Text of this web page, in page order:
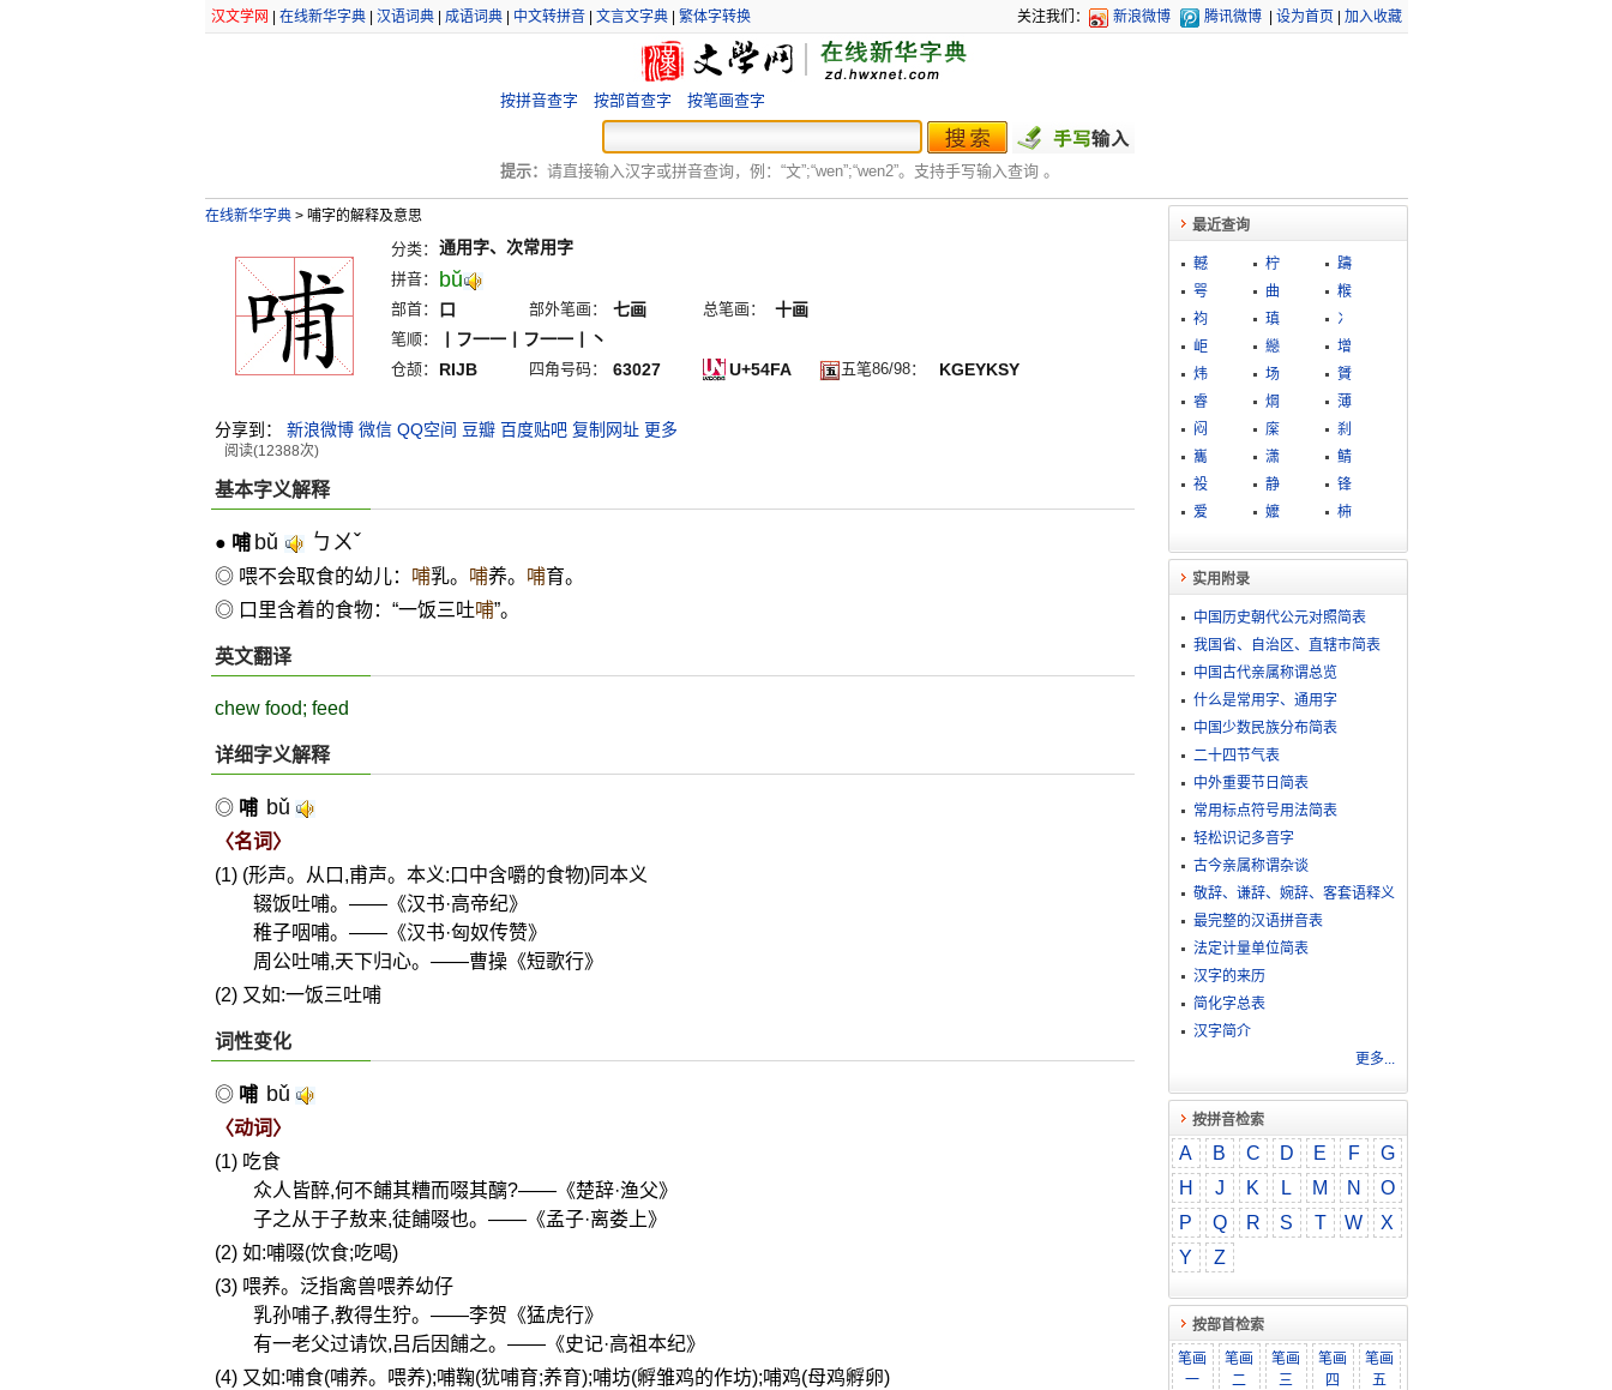
汉文学网 在线新华字典| 汉语词典| 成语词典| 中文转拼音| 文言文字典| 繁体字转换 关注我们： 新浪微博 腾讯微博 设为首页 加入收藏
按拼音查字 按部首查字 按笔画查字
提示： 请直接输入汉字或拼音查询，例：“文”;“wen”;“wen2”。支持手写输入查询 。
在线新华字典 >哺字的解释及意思
分类： 通用字、次常用字
拼音： bŭ
部首： 口 部外笔画： 七画 总笔画： 十画
笔顺： 丨フ一一丨フ一一丨丶
仓颉： RIJB 四角号码： 63027 U+54FA 五笔86/98： KGEYKSY
分享到： 新浪微博 微信 QQ空间 豆瓣 百度贴吧 复制网址 更多
阅读(12388次)
基本字义解释
● 哺 bǔ ㄅㄨˇ
◎ 喂不会取食的幼儿： 哺乳。 哺养。 哺育。
◎ 口里含着的食物：“一饭三吐哺”。
英文翻译
chew food; feed
详细字义解释
◎ 哺 bǔ
〈名词〉
(1) (形声。从口,甫声。本义:口中含嚼的食物)同本义
辍饭吐哺。——《汉书·高帝纪》
稚子咽哺。——《汉书·匈奴传赞》
周公吐哺,天下归心。——曹操《短歌行》
(2) 又如:一饭三吐哺
词性变化
◎ 哺 bǔ
〈动词〉
(1) 吃食
众人皆醉,何不餔其糟而啜其醨?——《楚辞·渔父》
子之从于子敖来,徒餔啜也。——《孟子·离娄上》
(2) 如:哺啜(饮食;吃喝)
(3) 喂养。泛指禽兽喂养幼仔
乳孙哺子,教得生狞。——李贺《猛虎行》
有一老父过请饮,吕后因餔之。——《史记·高祖本纪》
(4) 又如:哺食(哺养。喂养);哺鞠(犹哺育;养育);哺坊(孵雏鸡的作坊);哺鸡(母鸡孵卵)
最近查询
轗 柠
躊
咢
曲
糇
袀
瑱
冫
岠
纞
增
炜
场
贇
睿
焵
薄
闷
庺
刹
巂
潇
鲭
祋
静
锋
爱
嬤 枾
实用附录
中国历史朝代公元对照简表
我国省、自治区、直辖市简表
中国古代亲属称谓总览
什么是常用字、通用字
中国少数民族分布简表
二十四节气表
中外重要节日简表
常用标点符号用法简表
轻松识记多音字
古今亲属称谓杂谈
敬​辞​、​谦​辞​、​婉​辞​、​客​套​语​释​义
最完整的汉语拼音表
法定计量单位简表
汉字的来历
简化字总表
汉字简介
更多...
按拼音检索
A B C D E F
G
H
J K L M N
O
P
Q R S T W
X
Y
Z
按部首检索
笔画
一
笔画
二
笔画
三
笔画
四
笔画
五